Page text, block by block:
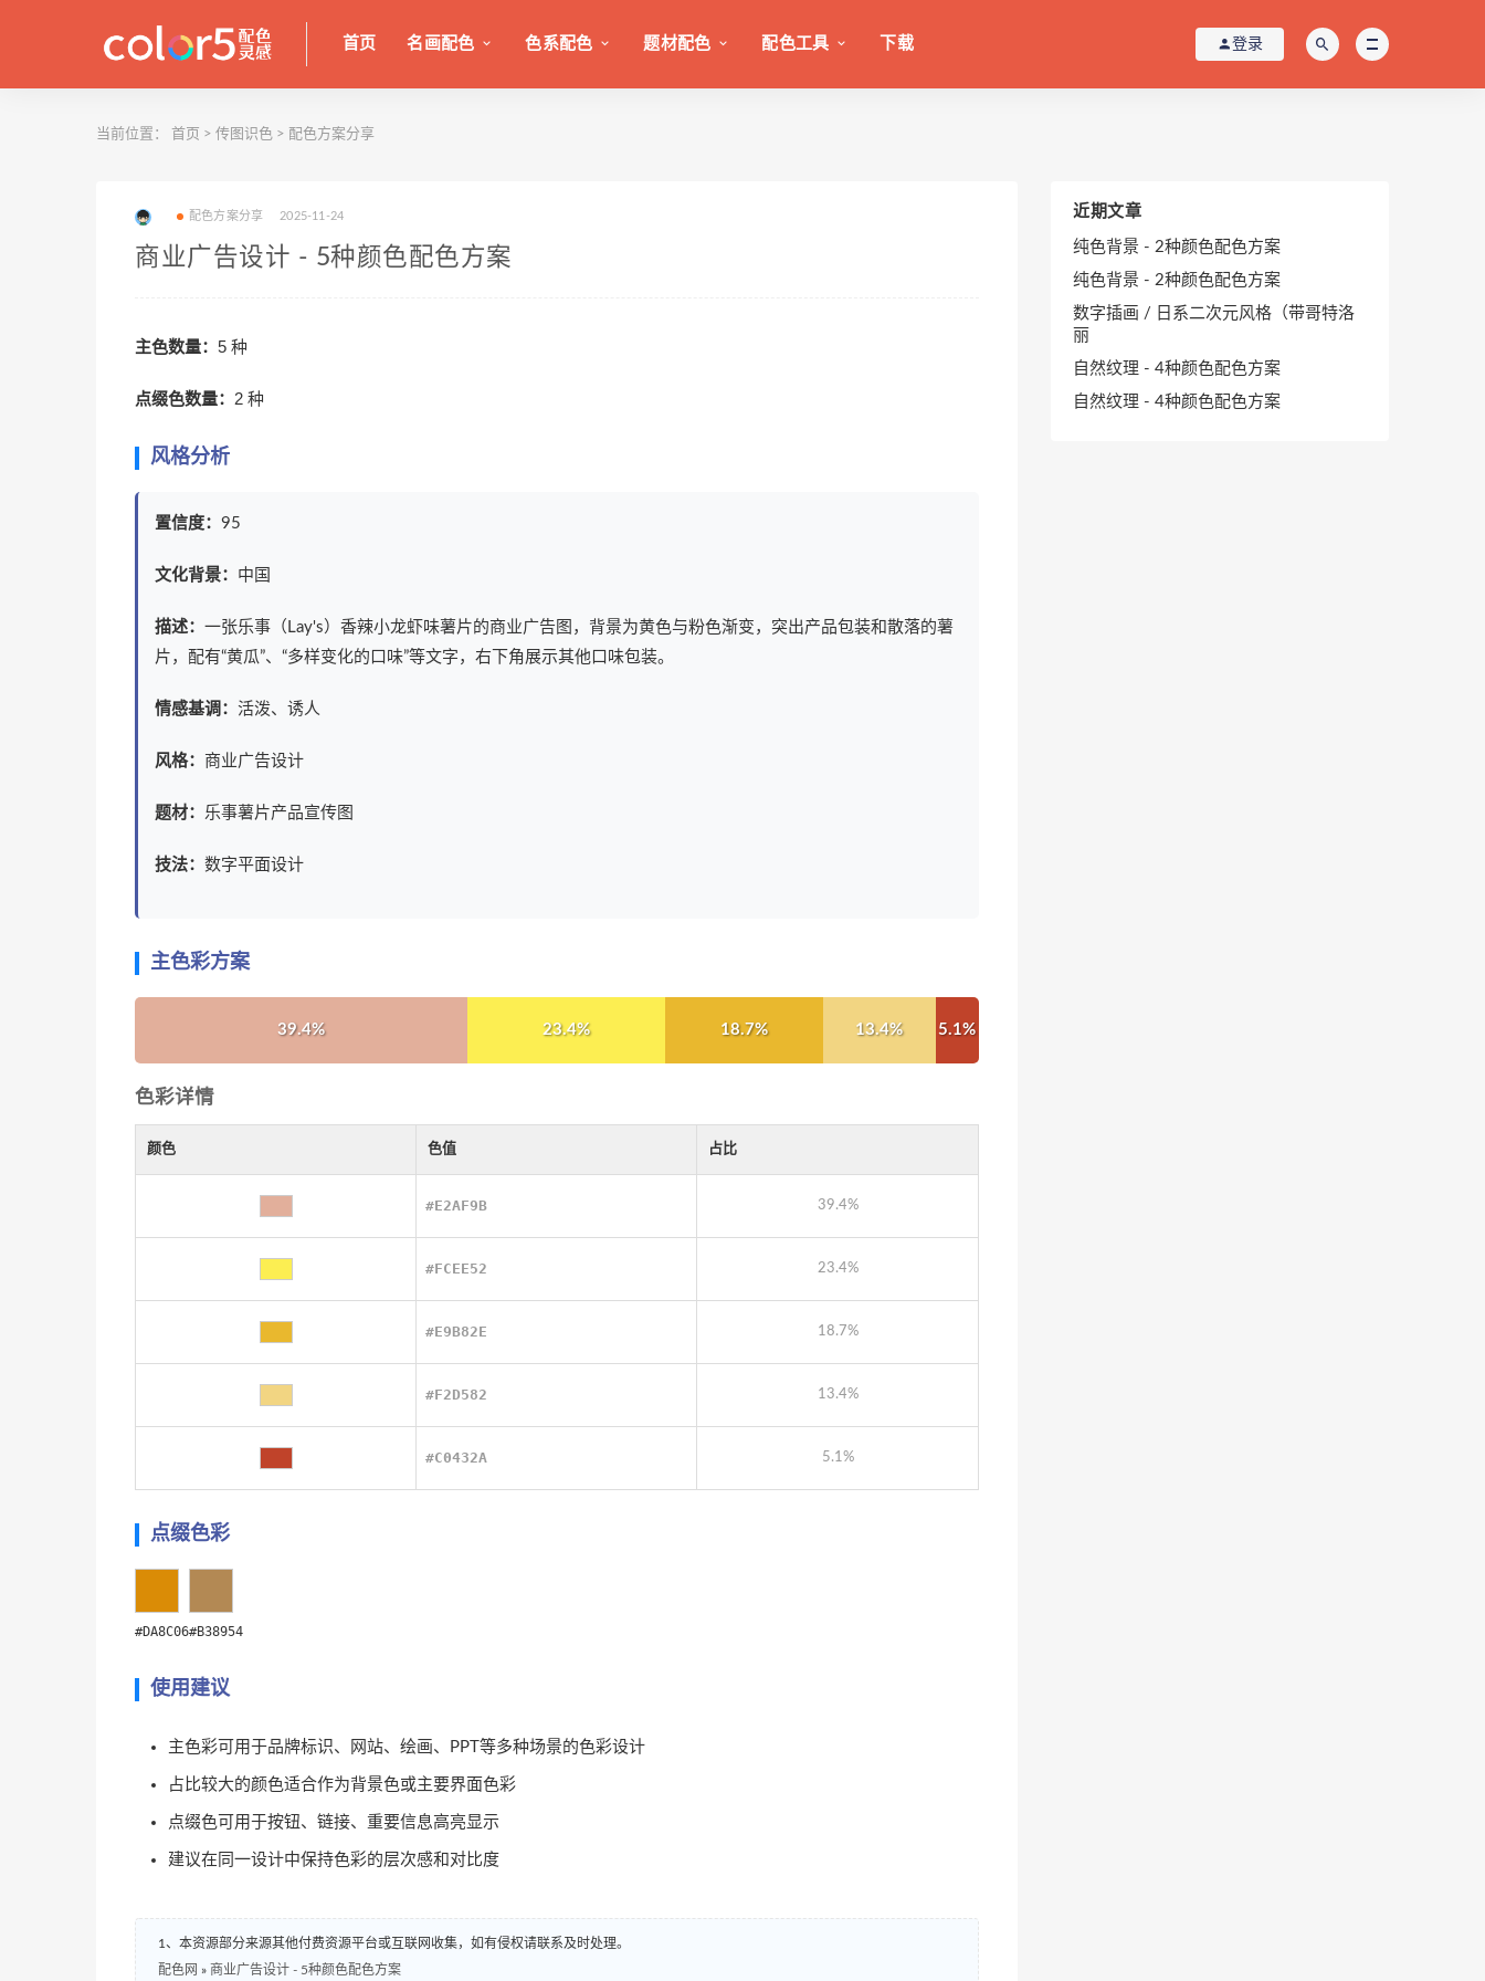
首页 名画配色 色系配色 题材配色 配色工具 下载 登录
当前位置： 首页 > 传图识色 > 配色方案分享
配色方案分享 2025-11-24
商业广告设计 - 5种颜色配色方案
主色数量： 5 种
点缀色数量： 2 种
风格分析
置信度： 95
文化背景： 中国
描述： 一张乐事（Lay's）香辣小龙虾味薯片的商业广告图，背景为黄色与粉色渐变，突出产品包装和散落的薯
片，配有“黄瓜”、“多样变化的口味”等文字，右下角展示其他口味包装。
情感基调： 活泼、诱人
风格： 商业广告设计
题材： 乐事薯片产品宣传图
技法： 数字平面设计
主色彩方案
39.4% 23.4% 18.7% 13.4% 5.1%
色彩详情
颜色 色值 占比
#E2AF9B 39.4%
#FCEE52 23.4%
#E9B82E 18.7%
#F2D582 13.4%
#C0432A 5.1%
点缀色彩
#DA8C06#B38954
使用建议
主色彩可用于品牌标识、网站、绘画、PPT等多种场景的色彩设计
占比较大的颜色适合作为背景色或主要界面色彩
点缀色可用于按钮、链接、重要信息高亮显示
建议在同一设计中保持色彩的层次感和对比度
1、本资源部分来源其他付费资源平台或互联网收集，如有侵权请联系及时处理。
配色网 » 商业广告设计 - 5种颜色配色方案
近期文章
纯色背景 - 2种颜色配色方案
纯色背景 - 2种颜色配色方案
数字插画 / 日系二次元风格（带哥特洛
丽
自然纹理 - 4种颜色配色方案
自然纹理 - 4种颜色配色方案